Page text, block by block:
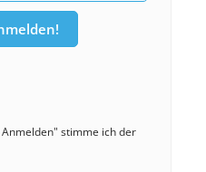
stimme ich der